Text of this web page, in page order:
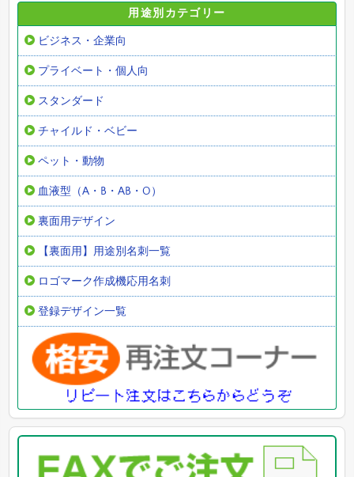
用途別カテゴリー
ビジネス・企業向
プライベート・個人向
スタンダード
チャイルド・ベビー
ペット・動物
血液型（A・B・AB・O）
裏面用デザイン
【裏面用】用途別名刺一覧
ロゴマーク作成機応用名刺
登録デザイン一覧